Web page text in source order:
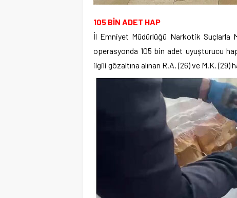
105 BİN ADET HAP
İl Emniyet Müdürlüğü Narkotik Suçlarla
operasyonda 105 bin adet uyuşturucu
ilgili gözaltına alınan R.A. (26) ve M.K. (29)